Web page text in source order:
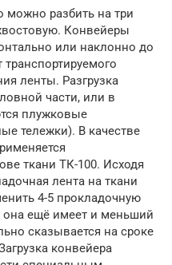
можно разбить на три
Конвейеры
или наклонно до
ленты. Разгрузка
части, или в
плужковые
тележки). В качестве
ткани ТК-100. Исходя
лента на ткани
4-5 прокладочную
она ещё имеет и меньший
сказывается на сроке
конвейера